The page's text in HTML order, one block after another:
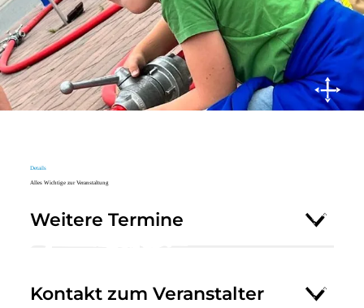
Details
Alles Wichtige zur Veranstaltung
Weitere Termine
Kontakt zum Veranstalter